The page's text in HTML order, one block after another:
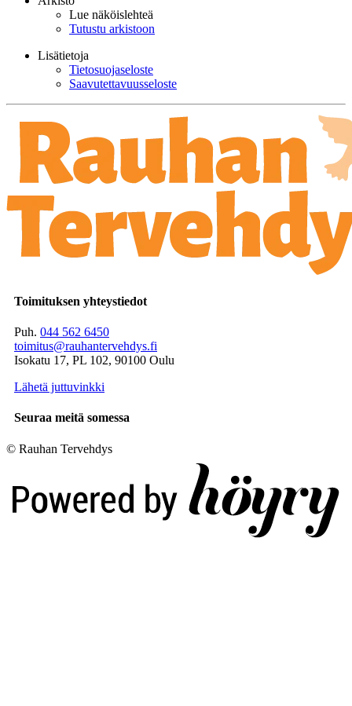
Lue näköislehteä
Tutustu arkistoon
Lisätietoja
Tietosuojaseloste
Saavutettavuusseloste
Toimituksen yhteystiedot
Puh. 044 562 6450
toimitus@rauhantervehdys.fi
Isokatu 17, PL 102, 90100 Oulu
Lähetä juttuvinkki
Seuraa meitä somessa
© Rauhan Tervehdys